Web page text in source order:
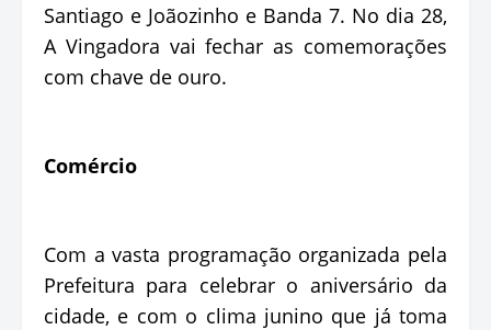
Santiago e Joãozinho e Banda 7. No dia 28,
A Vingadora vai fechar as comemorações
com chave de ouro.
Comércio
Com a vasta programação organizada pela
Prefeitura para celebrar o aniversário da
cidade, e com o clima junino que já toma